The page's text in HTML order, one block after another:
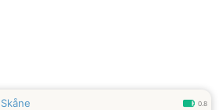
Skåne 0.8